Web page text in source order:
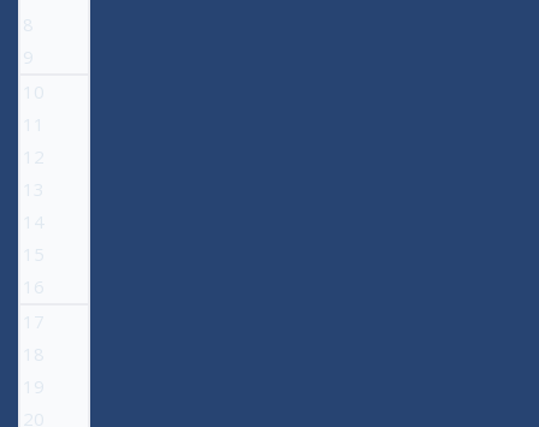
8
9
10
11
12
13
14
15
16
17
18
19
20